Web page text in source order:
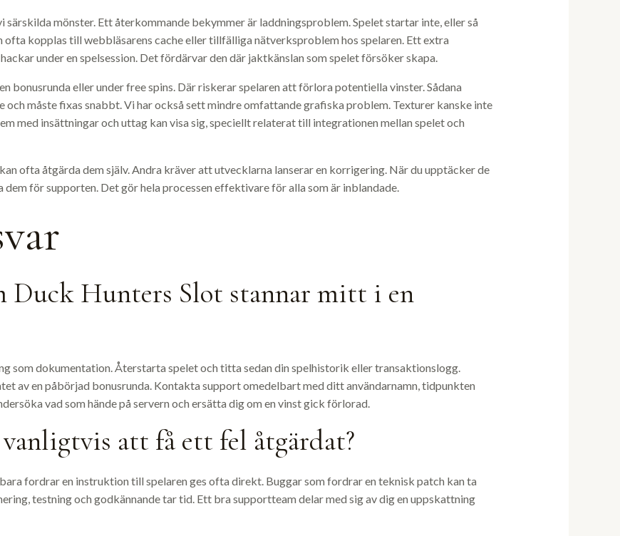
mönster. Ett återkommande bekymmer är laddningsproblem. Spelet startar inte, eller så
ofta kopplas till webbläsarens cache eller tillfälliga nätverksproblem hos spelaren. Ett extra
under en spelsession. Det fördärvar den där jaktkänslan som spelet försöker skapa.
bonusrunda eller under free spins. Där riskerar spelaren att förlora potentiella vinster. Sådana
måste fixas snabbt. Vi har också sett mindre omfattande grafiska problem. Texturer kanske inte
med insättningar och uttag kan visa sig, speciellt relaterat till integrationen mellan spelet och
ofta åtgärda dem själv. Andra kräver att utvecklarna lanserar en korrigering. När du upptäcker de
för supporten. Det gör hela processen effektivare för alla som är inblandade.
Duck Hunters Slot stannar mitt i en
som dokumentation. Återstarta spelet och titta sedan din spelhistorik eller transaktionslogg.
av en påbörjad bonusrunda. Kontakta support omedelbart med ditt användarnamn, tidpunkten
vad som hände på servern och ersätta dig om en vinst gick förlorad.
att få ett fel åtgärdat?
fordrar en instruktion till spelaren ges ofta direkt. Buggar som fordrar en teknisk patch kan ta
testning och godkännande tar tid. Ett bra supportteam delar med sig av dig en uppskattning